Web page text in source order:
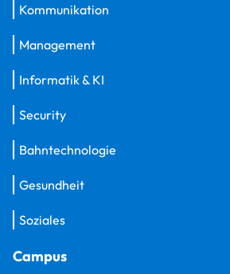
Kommunikation
Management
Informatik & KI
Security
Bahntechnologie
Gesundheit
Soziales
Campus